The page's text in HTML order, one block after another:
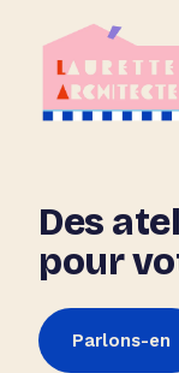
Des
pour
Parlons-en